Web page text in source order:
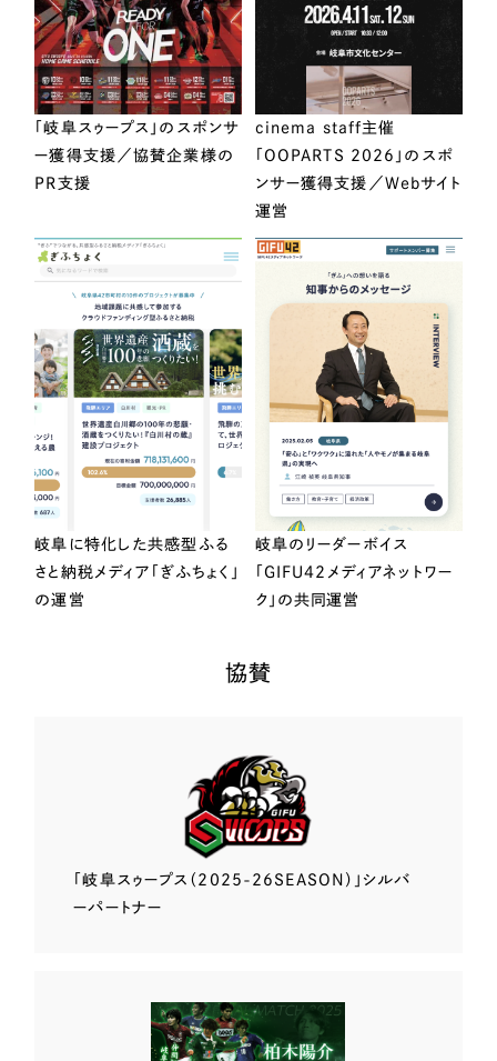
「岐阜スゥープス」のスポンサ
ー獲得支援／協賛企業様の
PR支援
cinema staff主催
「OOPARTS 2026」のスポ
ンサー獲得支援／Webサイト
運営
岐阜に特化した共感型ふる
さと納税メディア「ぎふちょく」
の運営
岐阜のリーダーボイス
「GIFU42メディアネットワー
ク」の共同運営
協賛
「岐阜スゥープス （2025-26SEASON）」 シルバ
ーパートナー